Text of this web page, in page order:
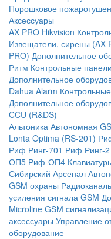
Порошковое
Аксессуары
AX PRO Hikvision
Извещатели, сирены (AX
PRO) Дополнительное
Ритм Контрольные панели
Дополнительное
Dahua Alarm
Дополнительное
CCU (R&DS)
Альтоника Автономная
Lonta Optima (RS-201)
Риф Ринг-701 Риф Ринг-2
ОП5 Риф-ОП4
Сибирский Арсенал
GSM охраны
усиления сигнала GSM
Microline GSM
аксессуары Управление
оборудование